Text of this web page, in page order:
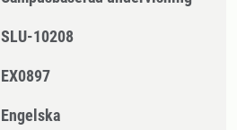
SLU-10208
EX0897
Engelska